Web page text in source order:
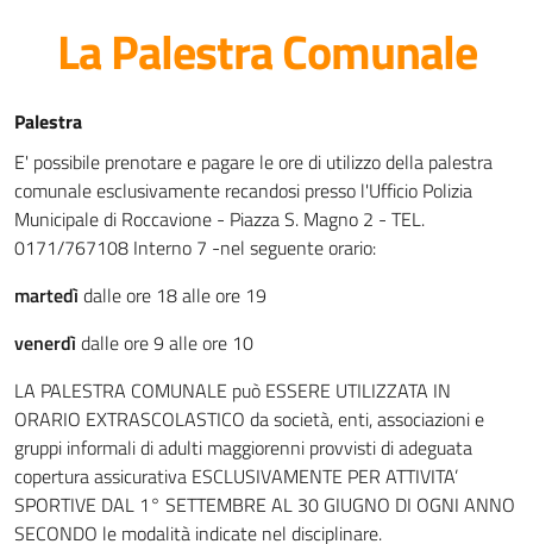
La Palestra Comunale
Palestra
E' possibile prenotare e pagare le ore di utilizzo della palestra
comunale esclusivamente recandosi presso l'Ufficio Polizia
Municipale di Roccavione - Piazza S. Magno 2 - TEL.
0171/767108 Interno 7 -nel seguente orario:
martedìdalle ore 18 alle ore 19
venerdìdalle ore 9 alle ore 10
LA PALESTRA COMUNALE può ESSERE UTILIZZATA IN
ORARIO EXTRASCOLASTICO da società, enti, associazioni e
gruppi informali di adulti maggiorenni provvisti di adeguata
copertura assicurativa ESCLUSIVAMENTE PER ATTIVITA’
SPORTIVE DAL 1° SETTEMBRE AL 30 GIUGNO DI OGNI ANNO
SECONDO le modalità indicate nel disciplinare.